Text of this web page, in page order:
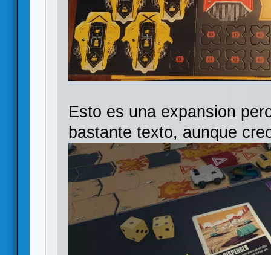
Esto es una expansion
bastante texto, aunque